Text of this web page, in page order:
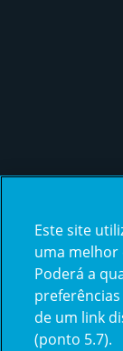
Este site
uma melhor
Poderá a
preferências
de um link
(ponto 5.7).